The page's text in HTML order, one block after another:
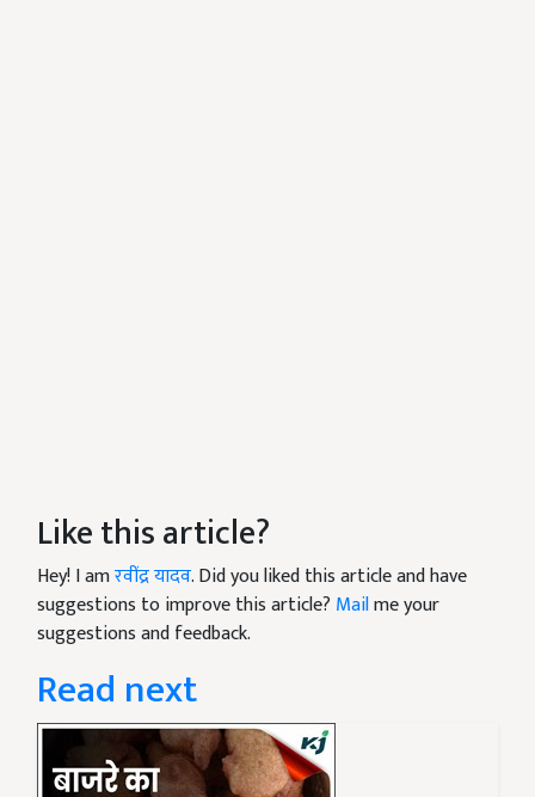
Like this article?
Hey! I amरवींद्र यादव. Did you liked this article and have
suggestions to improve this article? Mailme your
suggestions and feedback.
Read next